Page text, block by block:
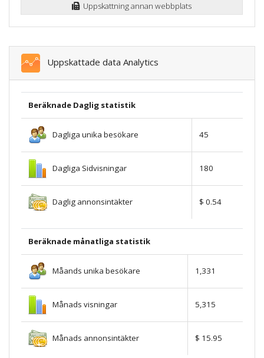
Uppskattning annan webbplats
Uppskattade data Analytics
Beräknade Daglig statistik
Dagliga unika besökare 45
Dagliga Sidvisningar 180
Daglig annonsintäkter $ 0.54
Beräknade månatliga statistik
Måands unika besökare 1,331
Månads visningar 5,315
Månads annonsintäkter $ 15.95